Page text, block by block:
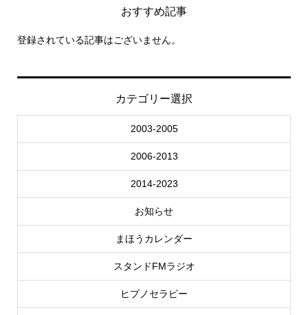
おすすめ記事
登録されている記事はございません。
カテゴリー選択
2003-2005
2006-2013
2014-2023
お知らせ
まほうカレンダー
スタンドFMラジオ
ヒプノセラピー